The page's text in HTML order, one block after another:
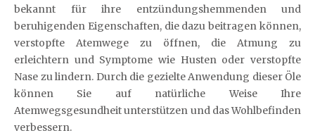
bekannt für ihre entzündungshemmenden und
beruhigenden Eigenschaften, die dazu beitragen können,
verstopfte Atemwege zu öffnen, die Atmung zu
erleichtern und Symptome wie Husten oder verstopfte
Nase zu lindern. Durch die gezielte Anwendung dieser Öle
können Sie auf natürliche Weise Ihre
Atemwegsgesundheit unterstützen und das Wohlbefinden
verbessern.